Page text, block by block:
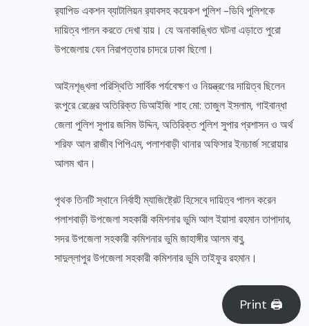
র‍্যাপিড একশন ব্যাটালিয়ন র‍্যাবসহ কয়েকশ পুলিশ -ডিবি পুলিশকে
দায়িত্ব পালন করতে দেখা যায়। যে অনাকাঙ্খিত ঘটনা এড়াতে পুরো
উপজেলায় যেন নিরাপত্তার চাদরে ঢাকা ছিলো।
আইনশৃঙ্খলা পরিস্থিতি সার্বিক পর্যবেক্ষণ ও নিয়ন্ত্রণের দায়িত্ব ছিলেন
রংপুরে রেঞ্জের অতিরিক্ত ডিআইজি শাহ মো: তাজুল ইসলাম, গাইবান্ধা
জেলা পুলিশ সুপার জসিম উদ্দিন, অতিরিক্ত পুলিশ সুপার প্রশাসন ও অর্থ
শরিফ আল রাজীব পিপিএম, পলাশবাড়ী থানার অফিসার ইনচার্জ সরোয়ার
আলম খান।
পৃথক তিনটি স্থানে নির্বাহী ম্যাজিষ্ট্রেট হিসেবে দায়িত্ব পালন করেন
পলাশবাড়ী উপজেলা সহকারী কমিশনার ভুমি আল ইয়াসা রহমান তাপাদার,
সদর উপজেলা সহকারী কমিশনার ভুমি জাহাঙ্গীর আলম বাবু,
সাদুল্লাপুর উপজেলা সহকারী কমিশনার ভুমি তাইফুর রহমান।
Print 🖨